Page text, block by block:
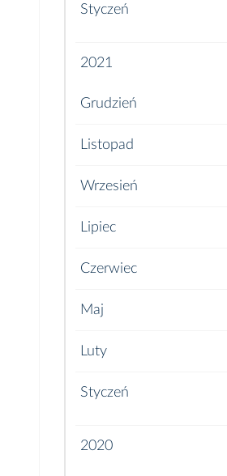
Styczeń
2021
Grudzień
Listopad
Wrzesień
Lipiec
Czerwiec
Maj
Luty
Styczeń
2020